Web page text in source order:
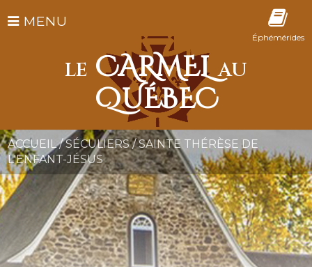
Éphémérides
MENU
LE CARMELAU
QUÉBEC
ACCUEIL /SÉCULIERS /SAINTE THÉRÈSE DE
L'ENFANT-JÉSUS